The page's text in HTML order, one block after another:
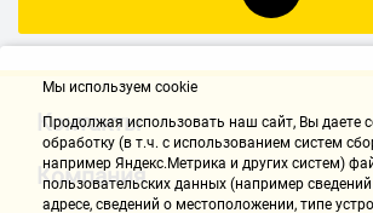
Контакты
Компания
Мы используем cookie
Продолжая использовать наш cайт, Вы даете
обработку (в т.ч. с использованием систем
например Яндекс.Метрика и других систем)
пользовательских данных (например
адресе, сведений о местоположении, типе